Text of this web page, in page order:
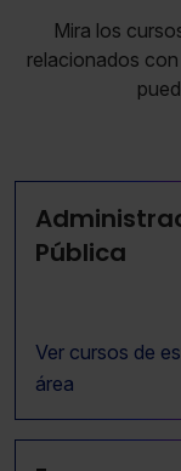
Mira los
relacionados
Pública
Ver cursos de
área